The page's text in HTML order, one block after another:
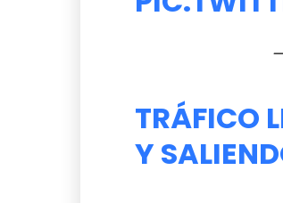
TRÁFICO
Y